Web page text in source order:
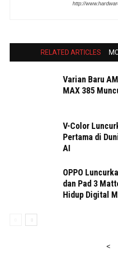
http://
RELATED ARTICLES
Varian Baru
MAX 385
V-Color
Pertama di
AI
OPPO
dan Pad 3
Hidup Digital
<